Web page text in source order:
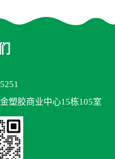
塑胶商业中心15栋105室